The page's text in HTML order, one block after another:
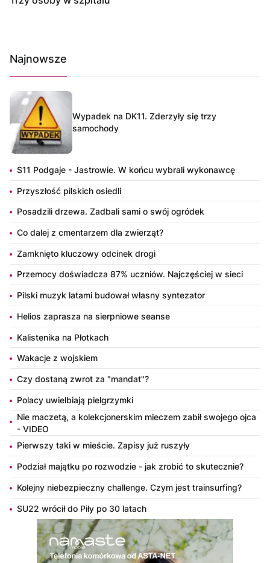
Najnowsze
Wypadek na DK11. Zderzyły się trzy
samochody
S11 Podgaje - Jastrowie. W końcu wybrali wykonawcę
Przyszłość pilskich osiedli
Posadzili drzewa. Zadbali sami o swój ogródek
Co dalej z cmentarzem dla zwierząt?
Zamknięto kluczowy odcinek drogi
Przemocy doświadcza 87% uczniów. Najczęściej w sieci
Pilski muzyk latami budował własny syntezator
Helios zaprasza na sierpniowe seanse
Kalistenika na Płotkach
Wakacje z wojskiem
Czy dostaną zwrot za "mandat"?
Polacy uwielbiają pielgrzymki
Nie maczetą, a kolekcjonerskim mieczem zabił swojego ojca
- VIDEO
Pierwszy taki w mieście. Zapisy już ruszyły
Podział majątku po rozwodzie - jak zrobić to skutecznie?
Kolejny niebezpieczny challenge. Czym jest trainsurfing?
SU22 wrócił do Piły po 30 latach